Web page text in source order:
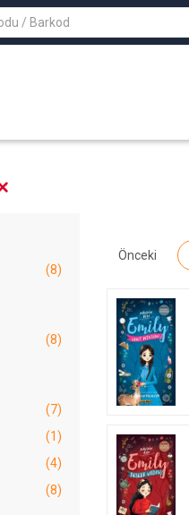
(8)
(8)
(7)
(1)
(4)
(8)
Önceki